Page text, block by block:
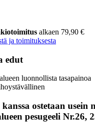
alkaen 79,90 €
ja toimituksesta
edut
luonnollista tasapainoa
ostetaan usein
pesugeeli Nr.26,